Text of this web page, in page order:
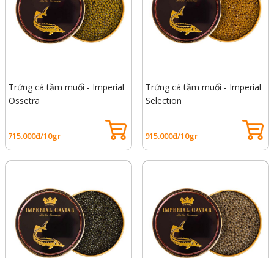
Trứng cá tầm muối - Imperial
Ossetra
715.000đ/10gr
Trứng cá tầm muối - Imperial
Selection
915.000đ/10gr